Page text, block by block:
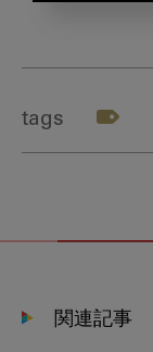
tags
関連記事